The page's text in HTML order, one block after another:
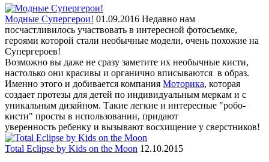
Модные Супергерои! 01.09.2016 Недавно нам
посчастливилось участвовать в интересной фотосъемке,
героями которой стали необычные модели, очень похожие на
Супергероев!
Возможно вы даже не сразу заметите их необычные кисти,
настолько они красивы и органично вписываются в образ.
Именно этого и добивается компания Моторика, которая
создает протезы для детей по индивидуальным меркам и с
уникальным дизайном. Такие легкие и интересные "робо-
кисти" просты в использовании, придают
уверенность ребенку и вызывают восхищение у сверстников!
Total Eclipse by Kids on the Moon 12.10.2015